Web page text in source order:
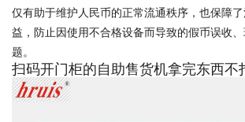
仅有助于维护人民币的正常流通秩序，也保障
益，防止因使用不合格设备而导致的假币误收
题。
扫码开门柜的自助售货机拿完东西不